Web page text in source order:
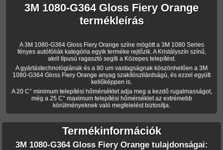
3M 1080-G364 Gloss Fiery Orange
termékleírás
A 3M 1080-G364 Gloss Fiery Orange színe mögött a 3M 1080 Series
fényes autófóliák kategória egyik terméke rejtőzik. A Kristályszín színű,
akril típusú ragasztó segíti a Közepes telepítést.
A gyártástechnológiának és a 80 um vastagságnak köszönhetően a 3M
1080-G364 Gloss Fiery Orange anyag szakítószilárdságú, és ezzel együtt
kellőképpen is.
A 20 C° minimum telepítési hőmérséklet adja meg a kezdő rugalmasságot,
még a 25 C° maximum telepítési hőmérséklet az extrémebb
körülményeknek való megfelelést biztosítja.
Termékinformációk
3M 1080-G364 Gloss Fiery Orange tulajdonságai: